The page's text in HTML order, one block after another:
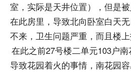
室，实际是天井位置），但是
在此房里，导致北向卧室白天
不来，卫生问题严重，而且楼上
在此之前27号楼二单元103户
导致花园着火的事情，南花园